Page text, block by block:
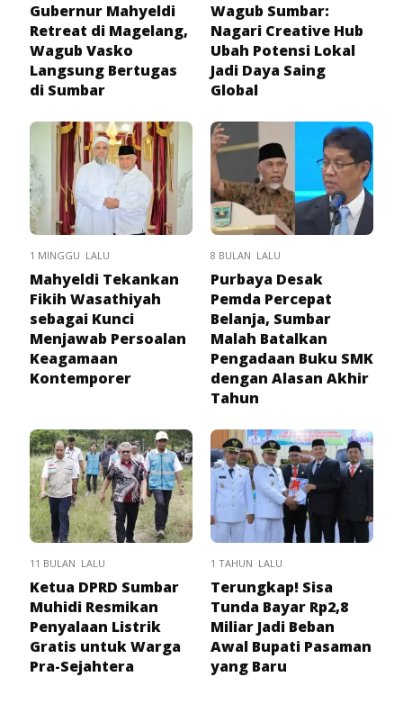
Gubernur Mahyeldi
Retreat di Magelang,
Wagub Vasko
Langsung Bertugas
di Sumbar
Wagub Sumbar:
Nagari Creative Hub
Ubah Potensi Lokal
Jadi Daya Saing
Global
1 MINGGU LALU
Mahyeldi Tekankan
Fikih Wasathiyah
sebagai Kunci
Menjawab Persoalan
Keagamaan
Kontemporer
8 BULAN LALU
Purbaya Desak
Pemda Percepat
Belanja, Sumbar
Malah Batalkan
Pengadaan Buku SMK
dengan Alasan Akhir
Tahun
11 BULAN LALU
Ketua DPRD Sumbar
Muhidi Resmikan
Penyalaan Listrik
Gratis untuk Warga
Pra-Sejahtera
1 TAHUN LALU
Terungkap! Sisa
Tunda Bayar Rp2,8
Miliar Jadi Beban
Awal Bupati Pasaman
yang Baru